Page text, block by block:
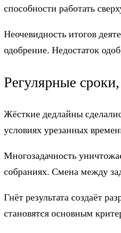
способности работать
Неочевидность итогов
одобрение. Недостаток
Регулярные
Жёсткие дедлайны
условиях урезанных
Многозадачность
собраниях. Смена между
Гнёт результата создаёт
становятся основным